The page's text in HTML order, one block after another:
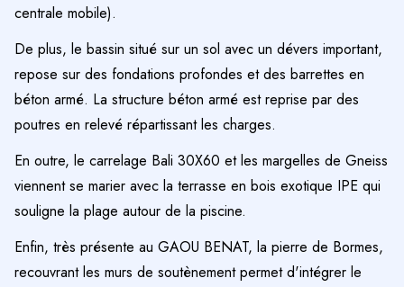
centrale mobile).
De plus, le bassin situé sur un sol avec un dévers important,
repose sur des fondations profondes et des barrettes en
béton armé. La structure béton armé est reprise par des
poutres en relevé répartissant les charges.
En outre, le carrelage Bali 30X60 et les margelles de Gneiss
viennent se marier avec la terrasse en bois exotique IPE qui
souligne la plage autour de la piscine.
Enfin, très présente au GAOU BENAT, la pierre de Bormes,
recouvrant les murs de soutènement permet d'intégrer le